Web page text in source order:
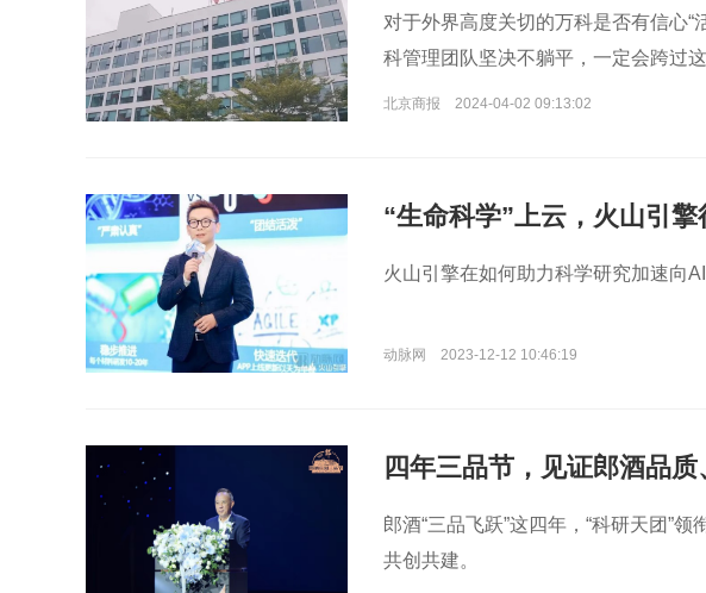
对于外界高度关切的万科是否有信心“
科管理团队坚决不躺平，一定会跨过
北京商报 2024-04-02 09:13:02
“生命科学”上云，火山引擎
火山引擎在如何助力科学研究加速向
动脉网 2023-12-12 10:46:19
四年三品节，见证郎酒品
郎酒“三品飞跃”这四年，“科研天团”
共创共建。